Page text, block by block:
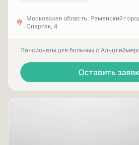
Московская область, Раменский
Спартак, 4
Пансионаты для больных с
Оставить